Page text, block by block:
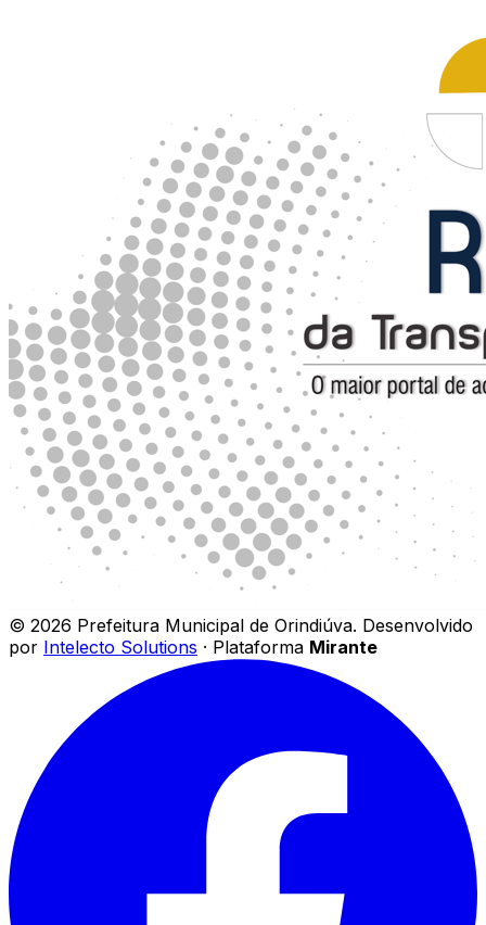
© 2026 Prefeitura Municipal de Orindiúva. Desenvolvido
por Intelecto Solutions · Plataforma Mirante